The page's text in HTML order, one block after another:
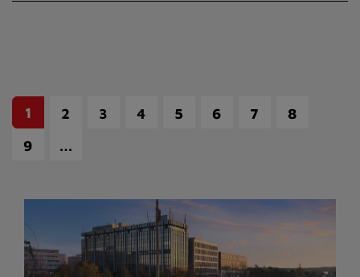
1 2 3 4 5 6 7
8
9
…